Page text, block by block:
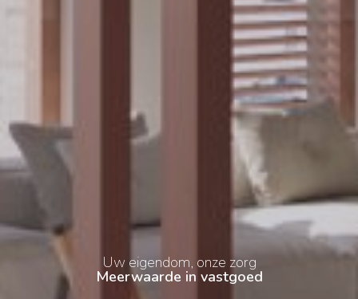
Vastgoed op niveau
Nieuwbouw, verkoop & verhuur